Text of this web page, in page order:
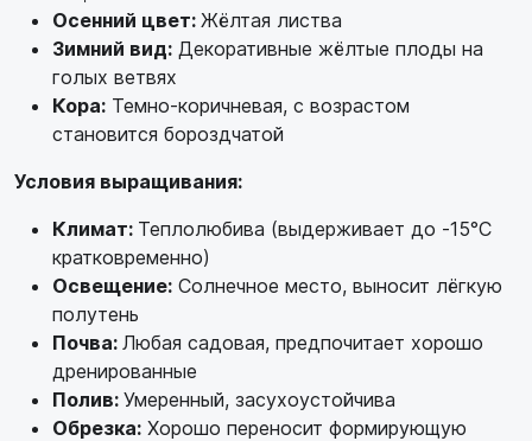
Осенний цвет: Жёлтая листва
Зимний вид: Декоративные жёлтые плоды на
голых ветвях
Кора: Темно-коричневая, с возрастом
становится бороздчатой
Условия выращивания:
Климат: Теплолюбива (выдерживает до -15°C
кратковременно)
Освещение: Солнечное место, выносит лёгкую
полутень
Почва: Любая садовая, предпочитает хорошо
дренированные
Полив: Умеренный, засухоустойчива
Обрезка: Хорошо переносит формирующую